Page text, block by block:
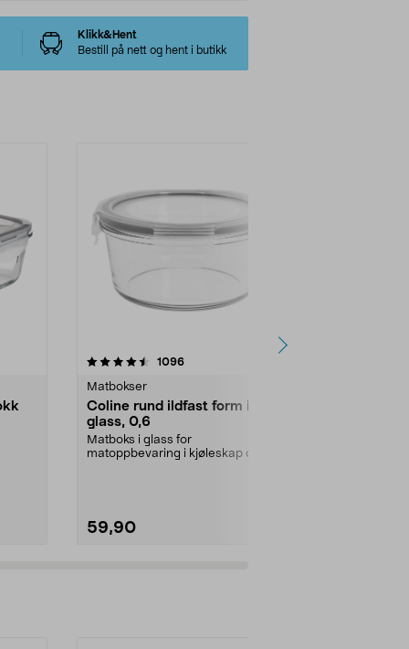
Klikk&Hent
Bestill på nett og hent i butikk
1096anmeldelser
Matbokser
Coline rund ildfast form i
glass, 0,6
Matboks i glass for
matoppbevaring i kjøleskap og
59,90
4.5 av 5 stjerner